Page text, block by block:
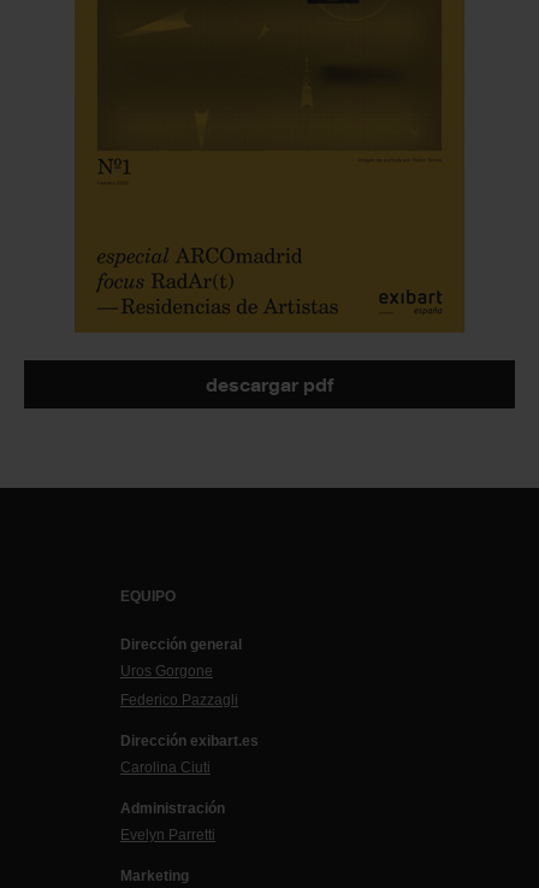
descargar pdf
EQUIPO
Dirección general
Uros Gorgone
Federico Pazzagli
Dirección exibart.es
Carolina Ciuti
Administración
Evelyn Parretti
Marketing